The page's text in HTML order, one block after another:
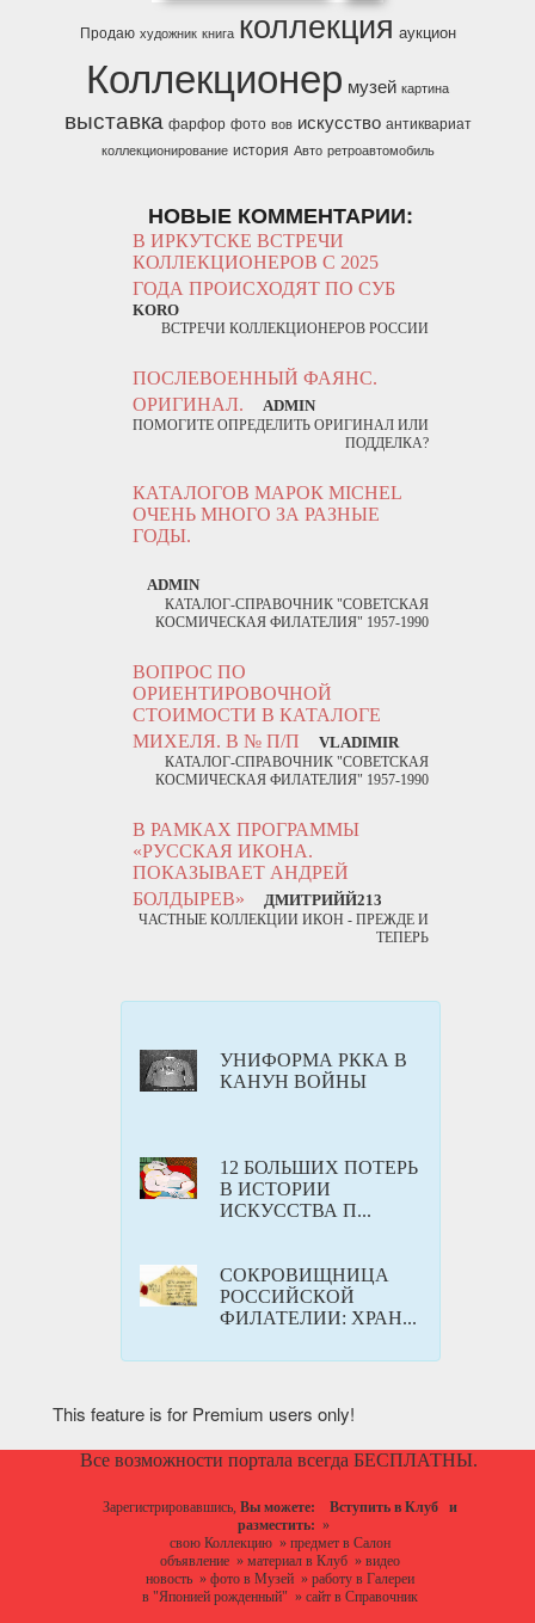
Продаю художник книга коллекция аукцион
Коллекционер музей картина
выставка фарфор фото вов искусство антиквариат
коллекционирование история Авто ретроавтомобиль
НОВЫЕ КОММЕНТАРИИ:
В ИРКУТСКЕ ВСТРЕЧИ
КОЛЛЕКЦИОНЕРОВ С 2025
ГОДА ПРОИСХОДЯТ ПО СУБ
KORO
ВСТРЕЧИ КОЛЛЕКЦИОНЕРОВ РОССИИ
ПОСЛЕВОЕННЫЙ ФАЯНС.
ОРИГИНАЛ.
ADMIN
ПОМОГИТЕ ОПРЕДЕЛИТЬ ОРИГИНАЛ ИЛИ
ПОДДЕЛКА?
КАТАЛОГОВ МАРОК MICHEL
ОЧЕНЬ МНОГО ЗА РАЗНЫЕ
ГОДЫ.
ADMIN
КАТАЛОГ-СПРАВОЧНИК "СОВЕТСКАЯ
КОСМИЧЕСКАЯ ФИЛАТЕЛИЯ" 1957-1990
ВОПРОС ПО
ОРИЕНТИРОВОЧНОЙ
СТОИМОСТИ В КАТАЛОГЕ
МИХЕЛЯ. В № П/П
VLADIMIR
КАТАЛОГ-СПРАВОЧНИК "СОВЕТСКАЯ
КОСМИЧЕСКАЯ ФИЛАТЕЛИЯ" 1957-1990
В РАМКАХ ПРОГРАММЫ
«РУССКАЯ ИКОНА.
ПОКАЗЫВАЕТ АНДРЕЙ
БОЛДЫРЕВ»
ДМИТРИЙЙ213
ЧАСТНЫЕ КОЛЛЕКЦИИ ИКОН - ПРЕЖДЕ И
ТЕПЕРЬ
УНИФОРМА РККА В
КАНУН ВОЙНЫ
12 БОЛЬШИХ ПОТЕРЬ
В ИСТОРИИ
ИСКУССТВА П...
СОКРОВИЩНИЦА
РОССИЙСКОЙ
ФИЛАТЕЛИИ: ХРАН...
This feature is for Premium users only!
Все возможности портала всегда БЕСПЛАТНЫ.
Зарегистрировавшись, Вы можете: Вступить в Клуб
и
разместить: »
свою Коллекцию» предмет в Салон
объявление» материал в Клуб» видео
новость» фото в Музей» работу в Галереи
в "Японией рожденный" » сайт в Справочник